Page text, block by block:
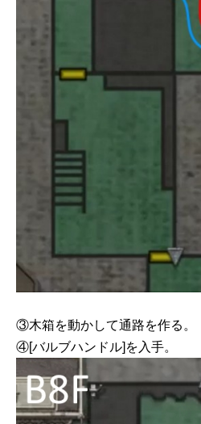
③木箱を動かして通路を作る。
④[バルブハンドル]を入手。